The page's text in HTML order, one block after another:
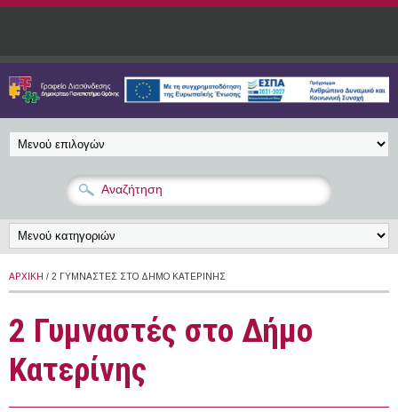
Παράκαμψη προς το κυρίως περιεχόμενο
ΑΡΧΙΚΉ / 2 ΓΥΜΝΑΣΤΈΣ ΣΤΟ ΔΉΜΟ ΚΑΤΕΡΊΝΗΣ
2 Γυμναστές στο Δήμο
Κατερίνης